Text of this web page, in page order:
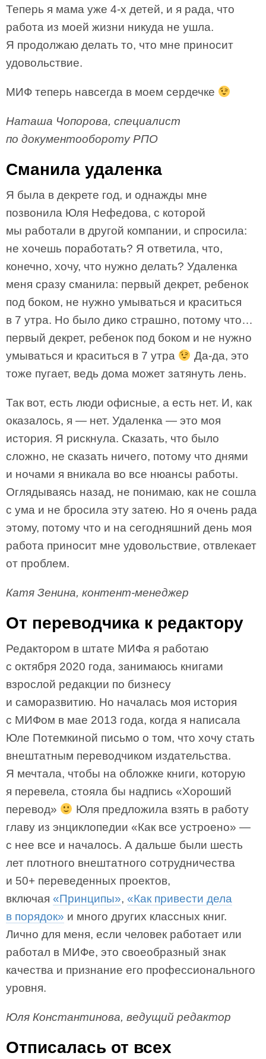
Теперь я мама уже 4-х детей, и я рада, что
работа из моей жизни никуда не ушла.
Я продолжаю делать то, что мне приносит
удовольствие.
МИФ теперь навсегда в моем сердечке
Наташа Чопорова, специалист
по документообороту РПО
Сманила удаленка
Я была в декрете год, и однажды мне
позвонила Юля Нефедова, с которой
мы работали в другой компании, и спросила:
не хочешь поработать? Я ответила, что,
конечно, хочу, что нужно делать? Удаленка
меня сразу сманила: первый декрет, ребенок
под боком, не нужно умываться и краситься
в 7 утра. Но было дико страшно, потому что…
первый декрет, ребенок под боком и не нужно
умываться и краситься в 7 утра
Да-да, это
тоже пугает, ведь дома может затянуть лень.
Так вот, есть люди офисные, а есть нет. И, как
оказалось, я — нет. Удаленка — это моя
история. Я рискнула. Сказать, что было
сложно, не сказать ничего, потому что днями
и ночами я вникала во все нюансы работы.
Оглядываясь назад, не понимаю, как не сошла
с ума и не бросила эту затею. Но я очень рада
этому, потому что и на сегодняшний день моя
работа приносит мне удовольствие, отвлекает
от проблем.
Катя Зенина, контент-менеджер
От переводчика к редактору
Редактором в штате МИФа я работаю
с октября 2020 года, занимаюсь книгами
взрослой редакции по бизнесу
и саморазвитию. Но началась моя история
с МИФом в мае 2013 года, когда я написала
Юле Потемкиной письмо о том, что хочу стать
внештатным переводчиком издательства.
Я мечтала, чтобы на обложке книги, которую
я перевела, стояла бы надпись «Хороший
перевод»
Юля предложила взять в работу
главу из энциклопедии «Как все устроено» —
с нее все и началось. А дальше были шесть
лет плотного внештатного сотрудничества
и 50+ переведенных проектов,
включая «Принципы», «Как привести дела
в порядок» и много других классных книг.
Лично для меня, если человек работает или
работал в МИФе, это своеобразный знак
качества и признание его профессионального
уровня.
Юля Константинова, ведущий редактор
Отписалась от всех